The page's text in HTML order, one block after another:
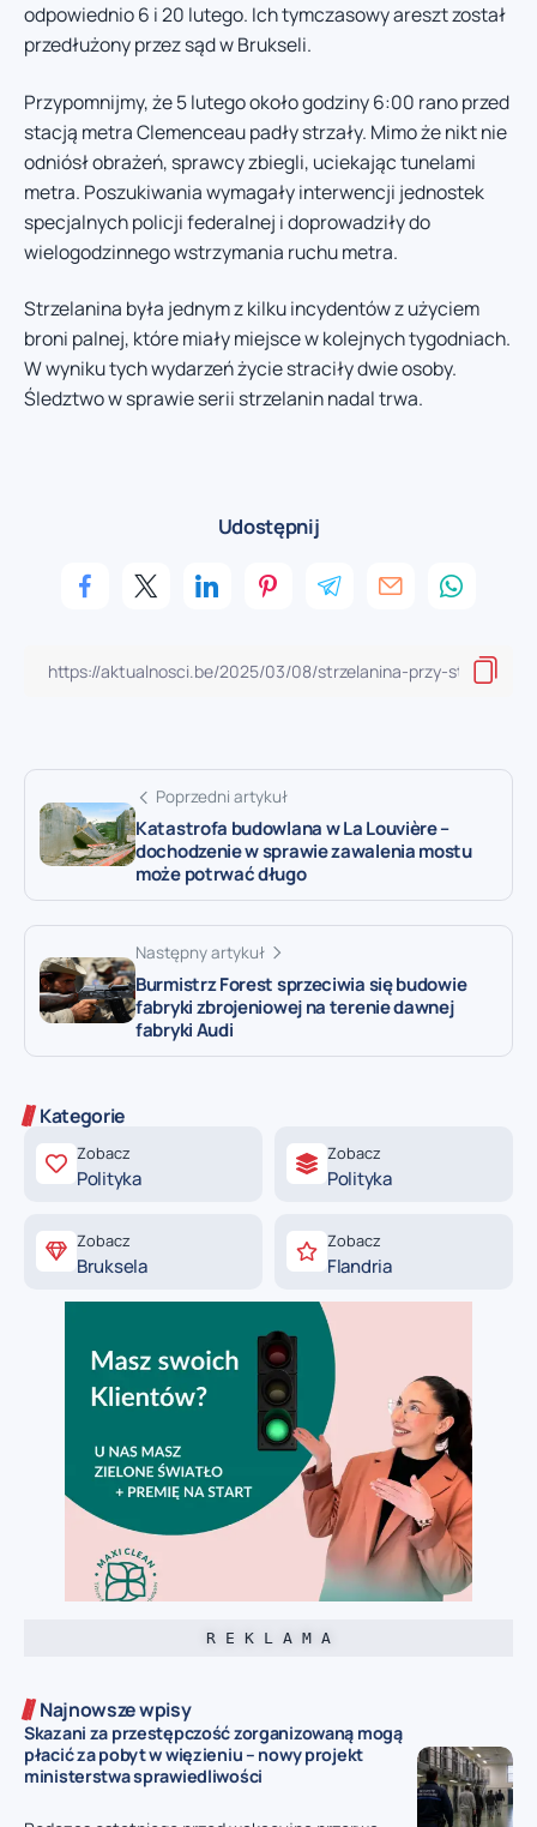
odpowiednio 6 i 20 lutego. Ich tymczasowy areszt został
przedłużony przez sąd w Brukseli.
Przypomnijmy, że 5 lutego około godziny 6:00 rano przed
stacją metra Clemenceau padły strzały. Mimo że nikt nie
odniósł obrażeń, sprawcy zbiegli, uciekając tunelami
metra. Poszukiwania wymagały interwencji jednostek
specjalnych policji federalnej i doprowadziły do
wielogodzinnego wstrzymania ruchu metra.
Strzelanina była jednym z kilku incydentów z użyciem
broni palnej, które miały miejsce w kolejnych tygodniach.
W wyniku tych wydarzeń życie straciły dwie osoby.
Śledztwo w sprawie serii strzelanin nadal trwa.
Udostępnij
Poprzedni artykuł
Katastrofa budowlana w La Louvière –
dochodzenie w sprawie zawalenia mostu
może potrwać długo
Następny artykuł
Burmistrz Forest sprzeciwia się budowie
fabryki zbrojeniowej na terenie dawnej
fabryki Audi
Kategorie
Zobacz
Polityka
Zobacz
Polityka
Zobacz
Bruksela
Zobacz
Flandria
R E K L A M A
Najnowsze wpisy
Skazani za przestępczość zorganizowaną mogą
płacić za pobyt w więzieniu – nowy projekt
ministerstwa sprawiedliwości